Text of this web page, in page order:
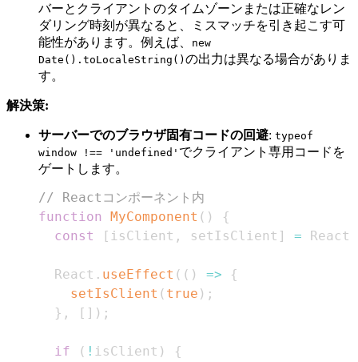
バーとクライアントのタイムゾーンまたは正確なレン
ダリング時刻が異なると、ミスマッチを引き起こす可
能性があります。例えば、
new
Date().toLocaleString() の出力は異なる場合がありま
す。
解決策:
サーバーでのブラウザ固有コードの回避: typeof
window !== 'undefined' でクライアント専用コードを
ゲートします。
// Reactコンポーネント内
function
MyComponent ( )
{
const
[ isClient , setIsClient ] = React
React . useEffect ( ( ) =>
{
setIsClient ( true ) ;
} , [ ] ) ;
if ( ! isClient )
{